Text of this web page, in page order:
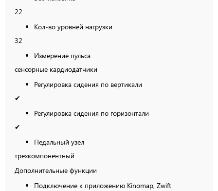
22
Кол-во уровней нагрузки
32
Измерение пульса
сенсорные кардиодатчики
Регулировка сидения по вертикали
✔
Регулировка сидения по горизонтали
✔
Педальный узел
трехкомпонентный
Дополнительные функции
Подключение к приложению Kinomap, Zwift